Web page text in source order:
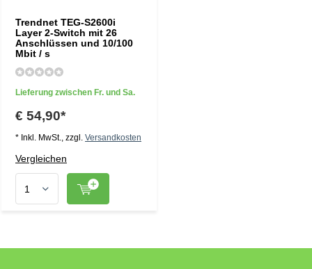
Trendnet TEG-S2600i
Layer 2-Switch mit 26
Anschlüssen und 10/100
Mbit / s
Lieferung zwischen Fr. und Sa.
€ 54,90*
* Inkl. MwSt., zzgl. Versandkosten
Vergleichen